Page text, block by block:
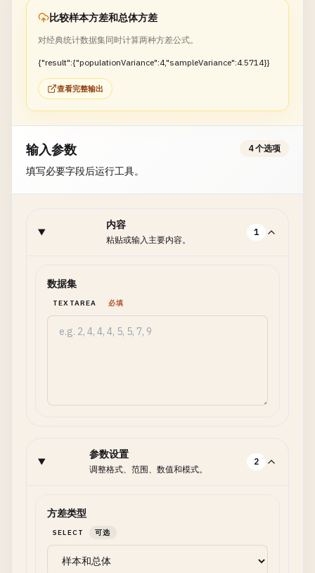
比较样本方差和总体方差
对经典统计数据集同时计算两种方差公式。
{"result":{"populationVariance":4,"sampleVariance":4.5714}}
查看完整输出
输入参数
填写必要字段后运行工具。
4 个选项
内容
粘贴或输入主要内容。
1
数据集
TEXTAREA 必填
参数设置
调整格式、范围、数值和模式。
2
方差类型
SELECT 可选